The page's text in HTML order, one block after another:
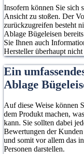
Insofern können Sie sich
Ansicht zu stoßen. Der
zurückzugreifen besteht
Ablage Bügeleisen
Sie Ihnen auch
Hersteller überhaupt
Ein
Ablage
Auf diese Weise können
dem Produkt machen,
kann. Sie sollten dabei
Bewertungen der
und somit vor allem das
Personen darstellen.